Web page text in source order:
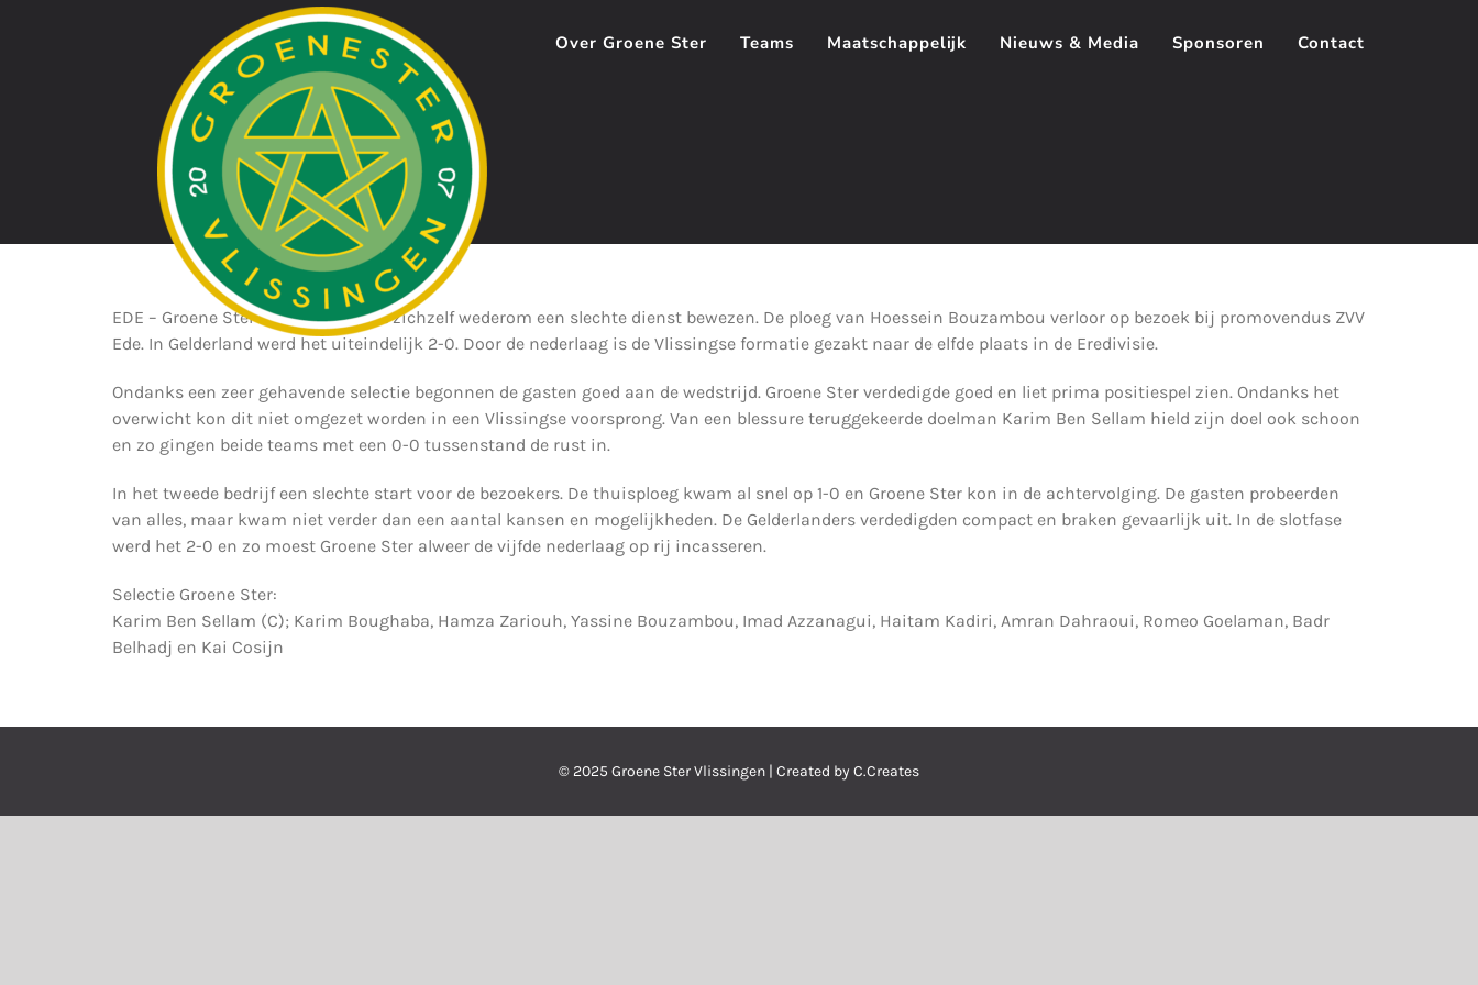
Over Groene Ster Teams Maatschappelijk Nieuws & Media Sponsoren Contact
EDE – Groene Ster Vlissingen heeft zichzelf wederom een slechte dienst bewezen. De ploeg van Hoessein Bouzambou verloor op bezoek bij promovendus ZVV
Ede. In Gelderland werd het uiteindelijk 2-0. Door de nederlaag is de Vlissingse formatie gezakt naar de elfde plaats in de Eredivisie.
Ondanks een zeer gehavende selectie begonnen de gasten goed aan de wedstrijd. Groene Ster verdedigde goed en liet prima positiespel zien. Ondanks het
overwicht kon dit niet omgezet worden in een Vlissingse voorsprong. Van een blessure teruggekeerde doelman Karim Ben Sellam hield zijn doel ook schoon
en zo gingen beide teams met een 0-0 tussenstand de rust in.
In het tweede bedrijf een slechte start voor de bezoekers. De thuisploeg kwam al snel op 1-0 en Groene Ster kon in de achtervolging. De gasten probeerden
van alles, maar kwam niet verder dan een aantal kansen en mogelijkheden. De Gelderlanders verdedigden compact en braken gevaarlijk uit. In de slotfase
werd het 2-0 en zo moest Groene Ster alweer de vijfde nederlaag op rij incasseren.
Selectie Groene Ster:
Karim Ben Sellam (C); Karim Boughaba, Hamza Zariouh, Yassine Bouzambou, Imad Azzanagui, Haitam Kadiri, Amran Dahraoui, Romeo Goelaman, Badr
Belhadj en Kai Cosijn
© 2025 Groene Ster Vlissingen | Created by C.Creates